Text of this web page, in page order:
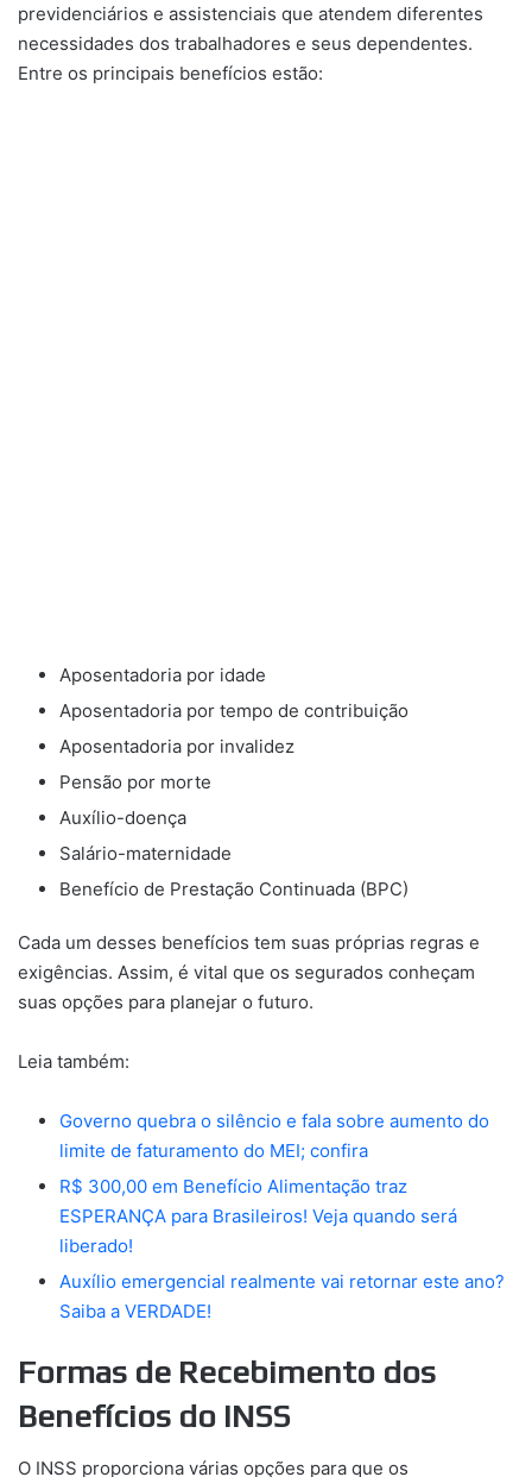
previdenciários e assistenciais que atendem diferentes
necessidades dos trabalhadores e seus dependentes.
Entre os principais benefícios estão:
Aposentadoria por idade
Aposentadoria por tempo de contribuição
Aposentadoria por invalidez
Pensão por morte
Auxílio-doença
Salário-maternidade
Benefício de Prestação Continuada (BPC)
Cada um desses benefícios tem suas próprias regras e
exigências. Assim, é vital que os segurados conheçam
suas opções para planejar o futuro.
Leia também:
Governo quebra o silêncio e fala sobre aumento do
limite de faturamento do MEI; confira
R$ 300,00 em Benefício Alimentação traz
ESPERANÇA para Brasileiros! Veja quando será
liberado!
Auxílio emergencial realmente vai retornar este ano?
Saiba a VERDADE!
Formas de Recebimento dos
Benefícios do INSS
O INSS proporciona várias opções para que os